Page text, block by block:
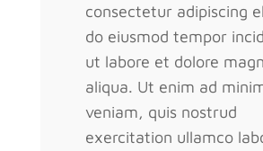
consectetur adipiscing
do eiusmod tempor
ut labore et dolore
aliqua. Ut enim ad
veniam, quis nostrud
exercitation ullamco